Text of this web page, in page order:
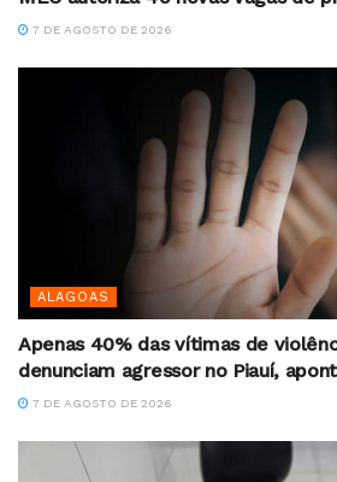
7 DE AGOSTO DE 2026
ALAGOAS
Apenas 40% das vítimas de
denunciam agressor no Piauí,
7 DE AGOSTO DE 2026